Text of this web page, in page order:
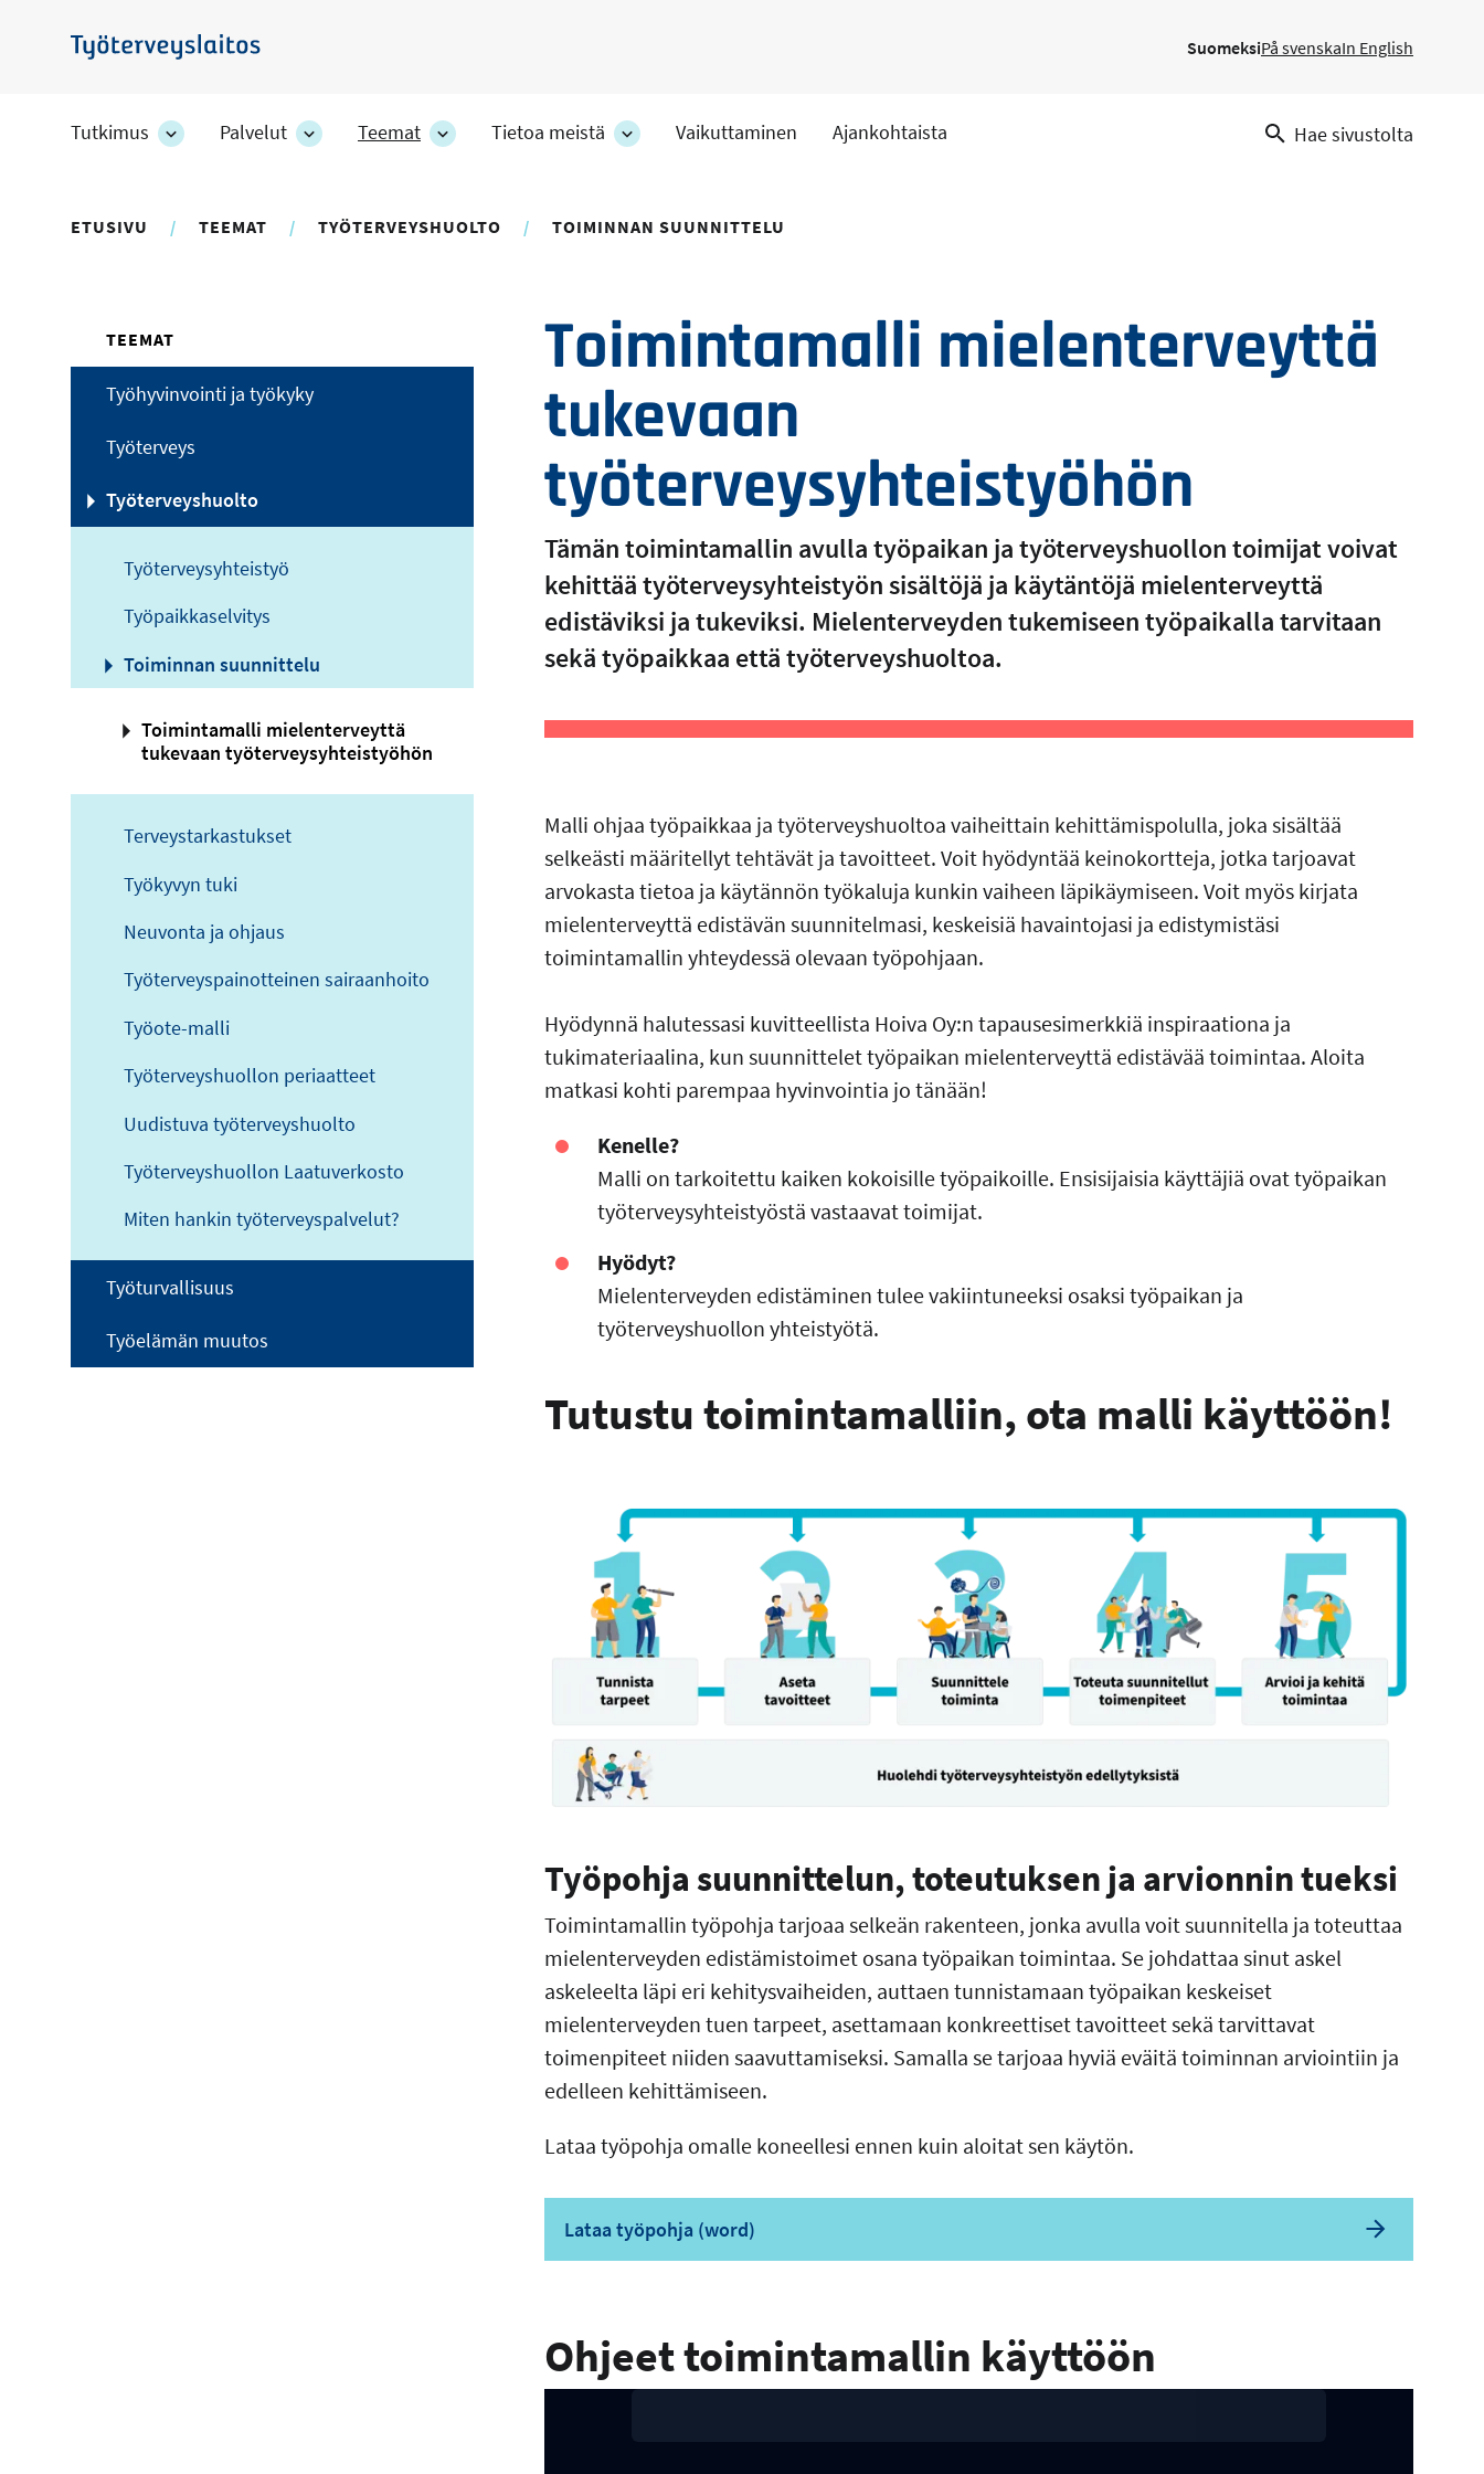
pääsisältöön
Työterveyslaitos
SuomeksiPå svenskaIn English
Tutkimus
TutkimusPalvelut
Palvelut
alakohteet
Teemat
TeematTietoa meistä
Tietoa
alakohteet
Vaikuttaminen Ajankohtaista Hae sivustolta
ETUSIVU TEEMAT TYÖTERVEYSHUOLTO TOIMINNAN SUUNNITTELU
Toimintamalli mielenterveyttä
tukevaan
työterveysyhteistyöhön
Tämän toimintamallin avulla työpaikan ja työterveyshuollon toimijat voivat
kehittää työterveysyhteistyön sisältöjä ja käytäntöjä mielenterveyttä
edistäviksi ja tukeviksi. Mielenterveyden tukemiseen työpaikalla tarvitaan
sekä työpaikkaa että työterveyshuoltoa.
Malli ohjaa työpaikkaa ja työterveyshuoltoa vaiheittain kehittämispolulla, joka sisältää
selkeästi määritellyt tehtävät ja tavoitteet. Voit hyödyntää keinokortteja, jotka tarjoavat
arvokasta tietoa ja käytännön työkaluja kunkin vaiheen läpikäymiseen. Voit myös kirjata
mielenterveyttä edistävän suunnitelmasi, keskeisiä havaintojasi ja edistymistäsi
toimintamallin yhteydessä olevaan työpohjaan.
Hyödynnä halutessasi kuvitteellista Hoiva Oy:n tapausesimerkkiä inspiraationa ja
tukimateriaalina, kun suunnittelet työpaikan mielenterveyttä edistävää toimintaa. Aloita
matkasi kohti parempaa hyvinvointia jo tänään!
Kenelle?
Malli on tarkoitettu kaiken kokoisille työpaikoille. Ensisijaisia käyttäjiä ovat työpaikan
työterveysyhteistyöstä vastaavat toimijat.
Hyödyt?
Mielenterveyden edistäminen tulee vakiintuneeksi osaksi työpaikan ja
työterveyshuollon yhteistyötä.
Tutustu toimintamalliin, ota malli käyttöön!
Työpohja suunnittelun, toteutuksen ja arvionnin tueksi
Toimintamallin työpohja tarjoaa selkeän rakenteen, jonka avulla voit suunnitella ja toteuttaa
mielenterveyden edistämistoimet osana työpaikan toimintaa. Se johdattaa sinut askel
askeleelta läpi eri kehitysvaiheiden, auttaen tunnistamaan työpaikan keskeiset
mielenterveyden tuen tarpeet, asettamaan konkreettiset tavoitteet sekä tarvittavat
toimenpiteet niiden saavuttamiseksi. Samalla se tarjoaa hyviä eväitä toiminnan arviointiin ja
edelleen kehittämiseen.
Lataa työpohja omalle koneellesi ennen kuin aloitat sen käytön.
Lataa työpohja (word)
Ohjeet toimintamallin käyttöön
TEEMAT
Työhyvinvointi ja työkyky
Työterveys
Työterveyshuolto
Työterveysyhteistyö
Työpaikkaselvitys
Toiminnan suunnittelu
Toimintamalli mielenterveyttä
tukevaan työterveysyhteistyöhön
Terveystarkastukset
Työkyvyn tuki
Neuvonta ja ohjaus
Työterveyspainotteinen sairaanhoito
Työote-malli
Työterveyshuollon periaatteet
Uudistuva työterveyshuolto
Työterveyshuollon Laatuverkosto
Miten hankin työterveyspalvelut?
Työturvallisuus
Työelämän muutos